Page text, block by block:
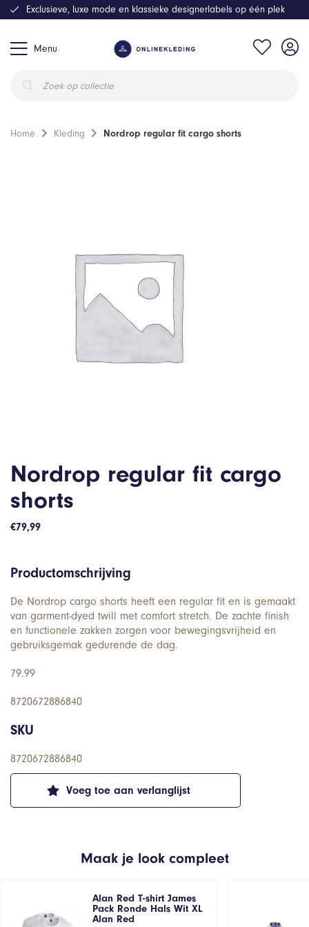
Menu
zoeken
Exclusieve, luxe mode en klassieke designerlabels op één plek
Home Kleding Nordrop regular fit cargo shorts
Nordrop regular fit cargo
shorts
€79,99
Voeg toe aan verlanglijst
Productomschrijving
De Nordrop cargo shorts heeft een regular fit en is gemaakt
van garment-dyed twill met comfort stretch. De zachte finish
en functionele zakken zorgen voor bewegingsvrijheid en
gebruiksgemak gedurende de dag.
79.99
8720672886840
SKU
8720672886840
Maak je look compleet
Alan Red T-shirt James
Pack Ronde Hals Wit XL
Alan Red